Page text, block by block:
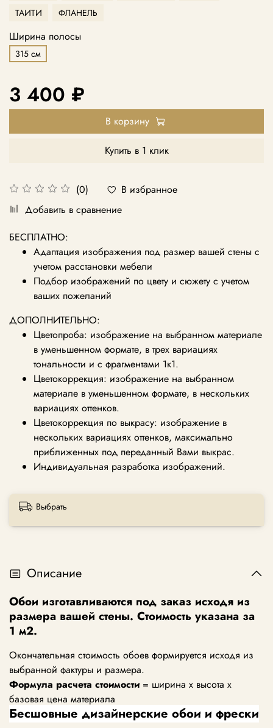
(0)
В избранное
Добавить в сравнение
ТАИТИ
ФЛАНЕЛЬ
Ширина полосы
315 см
3 400 ₽
В корзину
Купить в 1 клик
БЕСПЛАТНО:
Адаптация изображения под размер вашей стены с
учетом расстановки мебели
Подбор изображений по цвету и сюжету с учетом
ваших пожеланий
ДОПОЛНИТЕЛЬНО:
Цветопроба: изображение на выбранном материале
в уменьшенном формате, в трех вариациях
тональности и с фрагментами 1к1.
Цветокоррекция: изображение на выбранном
материале в уменьшенном формате, в нескольких
вариациях оттенков.
Цветокоррекция по выкрасу: изображение в
нескольких вариациях оттенков, максимально
приближенных под переданный Вами выкрас.
Индивидуальная разработка изображений.
Выбрать
Описание
Обои изготавливаются под заказ исходя из
размера вашей стены. Стоимость указана за
1 м2.
Окончательная стоимость обоев формируется исходя из
выбранной фактуры и размера.
Формула расчета стоимости = ширина х высота х
базовая цена материала
Бесшовные дизайнерские обои и фрески